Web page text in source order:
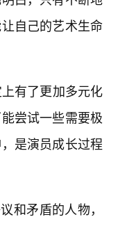
自己的艺术生命
有了更加多元化
尝试一些需要极
是演员成长过程
和矛盾的人物，